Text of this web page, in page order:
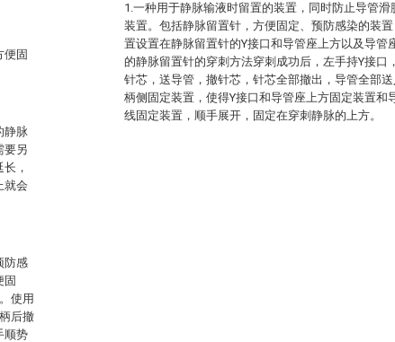
便固
静脉
要另
，
就会
防感
固
使用
后撤
顺势
1.一种用于静脉输液时留置的装置，同时防止导管
装置。包括静脉留置针，方便固定、预防感染的装
置设置在静脉留置针的Y接口和导管座上方以及导管
的静脉留置针的穿刺方法穿刺成功后，左手持Y接口
针芯，送导管，撤针芯，针芯全部撤出，导管全部
柄侧固定装置，使得Y接口和导管座上方固定装置和
线固定装置，顺手展开，固定在穿刺静脉的上方。